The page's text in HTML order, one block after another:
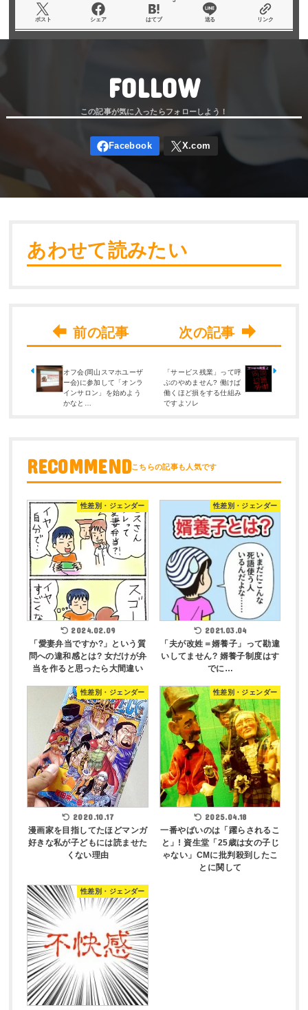
ポスト シェア はてブ 送る リンク
FOLLOW
あわせて読みたい
オフ会(岡山スマホユーザ
ー会)に参加して「オンラ
インサロン」を始めよう
かなと…
「サービス残業」って呼
ぶのやめません? 働けば
働くほど損をする仕組み
ですよソレ
RECOMMEND
性差別・ジェンダー
2024.02.09
「愛妻弁当ですか?」という質
問への違和感とは? 女だけが弁
当を作ると思ったら大間違い
性差別・ジェンダー
2021.03.04
「夫が改姓＝婿養子」って勘違
いしてません? 婿養子制度はす
でに…
性差別・ジェンダー
2020.10.17
漫画家を目指してたほどマンガ
好きな私が子どもには読ませた
くない理由
性差別・ジェンダー
2025.04.18
一番やばいのは「躍らされるこ
と」! 資生堂「25歳は女の子じ
ゃない」CMに批判殺到したこ
とに関して
性差別・ジェンダー